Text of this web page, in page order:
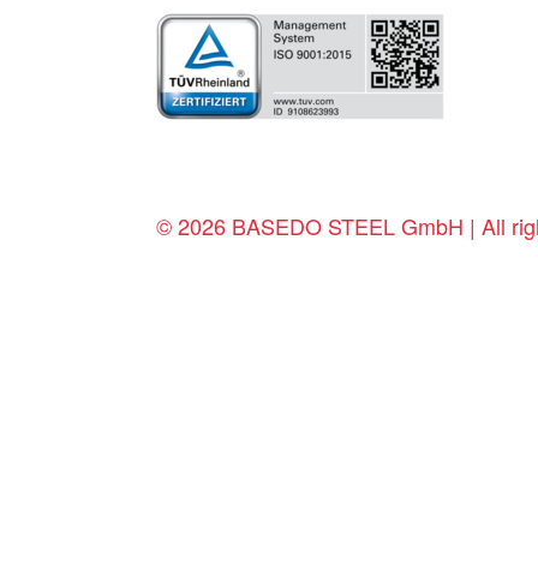
© 2026 BASEDO STEEL GmbH | All